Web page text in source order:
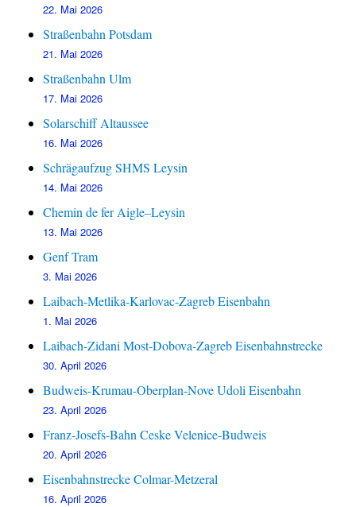
22. Mai 2026
Straßenbahn Potsdam
21. Mai 2026
Straßenbahn Ulm
17. Mai 2026
Solarschiff Altaussee
16. Mai 2026
Schrägaufzug SHMS Leysin
14. Mai 2026
Chemin de fer Aigle–Leysin
13. Mai 2026
Genf Tram
3. Mai 2026
Laibach-Metlika-Karlovac-Zagreb Eisenbahn
1. Mai 2026
Laibach-Zidani Most-Dobova-Zagreb Eisenbahnstrecke
30. April 2026
Budweis-Krumau-Oberplan-Nove Udoli Eisenbahn
23. April 2026
Franz-Josefs-Bahn Ceske Velenice-Budweis
20. April 2026
Eisenbahnstrecke Colmar-Metzeral
16. April 2026